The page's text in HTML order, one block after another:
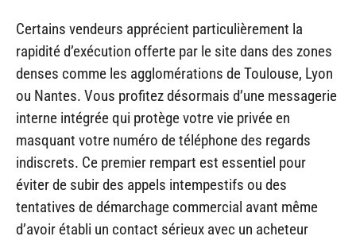
Certains vendeurs apprécient particulièrement la
rapidité d’exécution offerte par le site dans des zones
denses comme les agglomérations de Toulouse, Lyon
ou Nantes. Vous profitez désormais d’une messagerie
interne intégrée qui protège votre vie privée en
masquant votre numéro de téléphone des regards
indiscrets. Ce premier rempart est essentiel pour
éviter de subir des appels intempestifs ou des
tentatives de démarchage commercial avant même
d’avoir établi un contact sérieux avec un acheteur